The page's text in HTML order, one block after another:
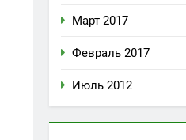
Март 2017
Февраль 2017
Июль 2012